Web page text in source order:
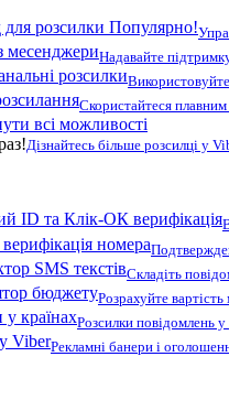
розсилки Популярно!
месенджериНадавайте
розсилки
Скористайтеся
всі можливості
Дізнайтесь більше розсилці у
ID та Клік-ОК верифікація
номера
SMS текстівСкладіть
бюджетуРозрахуйте
у країнахРозсилки повідомлень у
ViberРекламні банери і